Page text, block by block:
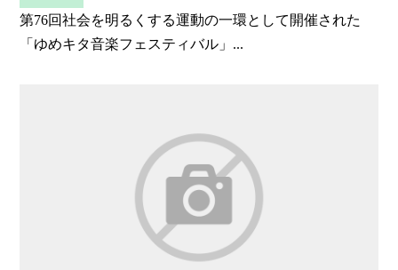
第76回社会を明るくする運動の一環として開催された
「ゆめキタ音楽フェスティバル」...